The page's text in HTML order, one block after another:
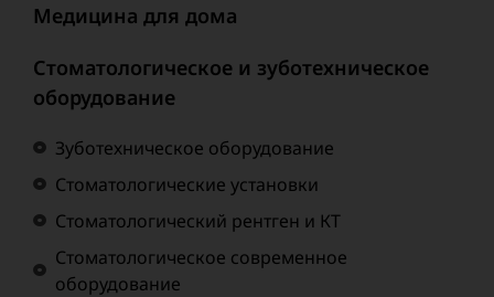
Медицина для дома
Стоматологическое и зуботехническое
оборудование
Зуботехническое оборудование
Стоматологические установки
Стоматологический рентген и КТ
Стоматологическое современное
оборудование